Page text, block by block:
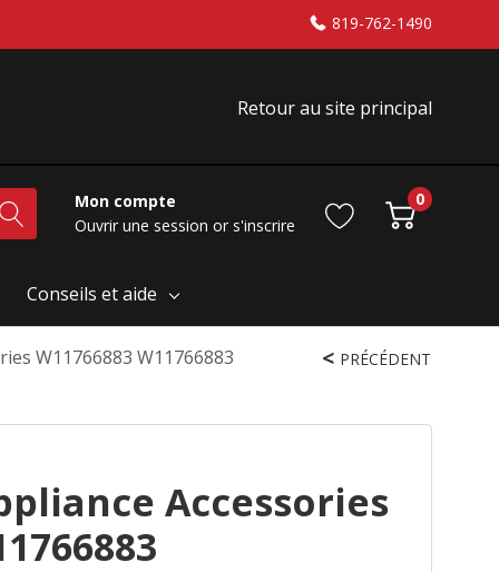
819-762-1490
Retour au site principal
Mon compte
Ouvrir une session or s'inscrire
0
Conseils et aide
W11766883 W11766883 PRÉCÉDENT
Accessories